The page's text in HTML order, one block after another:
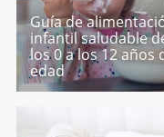
Guía de
infantil saludable
los 0 a los 12 años
edad